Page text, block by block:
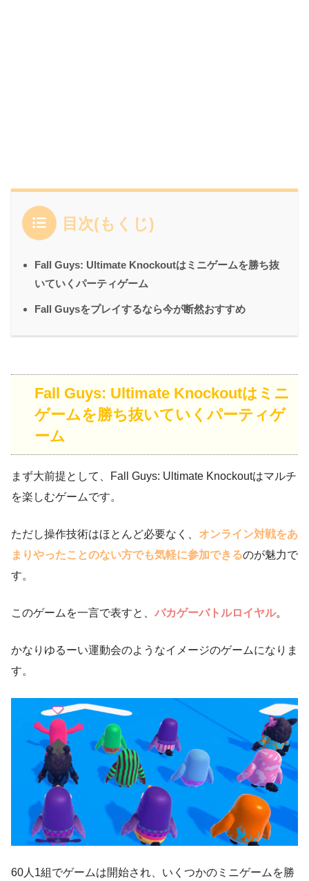
目次(もくじ)
Fall Guys: Ultimate Knockoutはミニゲームを勝ち抜
いていくパーティゲーム
Fall Guysをプレイするなら今が断然おすすめ
Fall Guys: Ultimate Knockoutはミニ
ゲームを勝ち抜いていくパーティゲ
ーム
まず大前提として、Fall Guys: Ultimate Knockoutはマルチ
を楽しむゲームです。
ただし操作技術はほとんど必要なく、 オンライン対戦をあ
まりやったことのない方でも気軽に参加できるのが魅力で
す。
このゲームを一言で表すと、 バカゲーバトルロイヤル。
かなりゆるーい運動会のようなイメージのゲームになりま
す。
60人1組でゲームは開始され、いくつかのミニゲームを勝